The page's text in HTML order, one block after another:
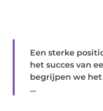
Een sterke
het succes van
begrijpen we
...